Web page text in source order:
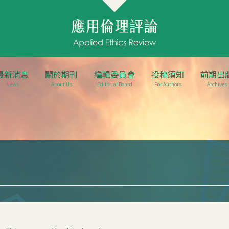
新消息
News
關於期刊
About Us
編輯委員會
Editorial Board
投稿須知
For Authors
前期出
Archives